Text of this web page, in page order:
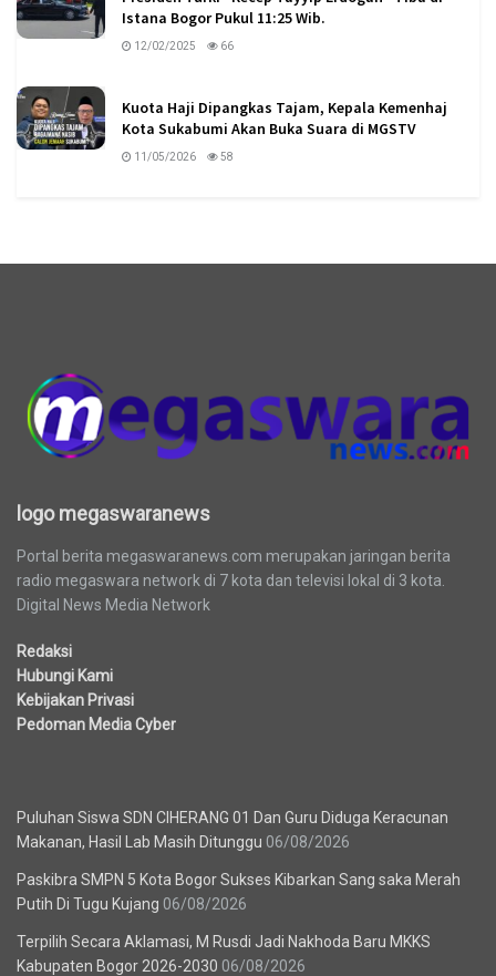
Istana Bogor Pukul 11:25 Wib.
12/02/2025 66
Kuota Haji Dipangkas Tajam, Kepala Kemenhaj
Kota Sukabumi Akan Buka Suara di MGSTV
11/05/2026 58
logo megaswaranews
Portal berita megaswaranews.com merupakan jaringan berita
radio megaswara network di 7 kota dan televisi lokal di 3 kota.
Digital News Media Network
Redaksi
Hubungi Kami
Kebijakan Privasi
Pedoman Media Cyber
Puluhan Siswa SDN CIHERANG 01 Dan Guru Diduga Keracunan
Makanan, Hasil Lab Masih Ditunggu 06/08/2026
Paskibra SMPN 5 Kota Bogor Sukses Kibarkan Sang saka Merah
Putih Di Tugu Kujang 06/08/2026
Terpilih Secara Aklamasi, M Rusdi Jadi Nakhoda Baru MKKS
Kabupaten Bogor 2026-2030 06/08/2026